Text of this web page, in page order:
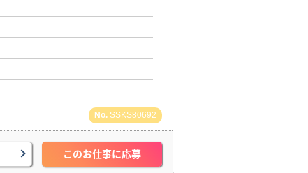
SSKS80692
このお仕事に応募